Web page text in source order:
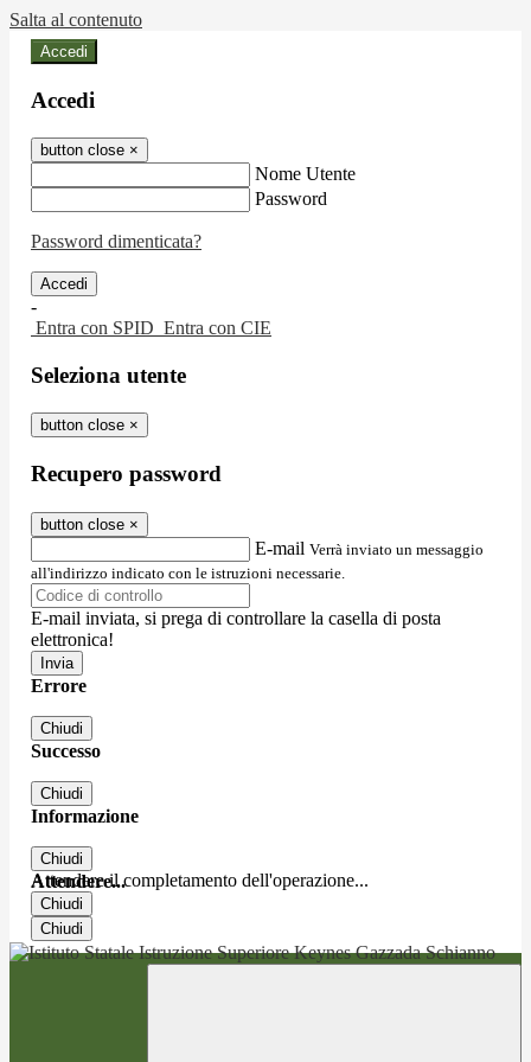
Salta al contenuto
Accedi
Accedi
button close ×
Nome Utente
Password
Password dimenticata?
-
Entra con SPID Entra con CIE
Seleziona utente
button close ×
Recupero password
button close ×
E-mail Verrà inviato un messaggio
all'indirizzo indicato con le istruzioni necessarie.
E-mail inviata, si prega di controllare la casella di posta
elettronica!
Errore
Chiudi
Successo
Chiudi
Informazione
Chiudi
Attendere...
Attendere il completamento dell'operazione...
Chiudi
Chiudi